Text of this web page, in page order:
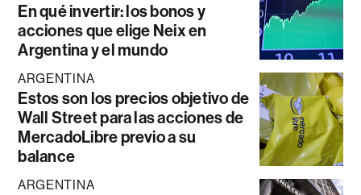
En qué invertir: los bonos y
acciones que elige Neix en
Argentina y el mundo
ARGENTINA
Estos son los precios objetivo de
Wall Street para las acciones de
MercadoLibre previo a su
balance
ARGENTINA